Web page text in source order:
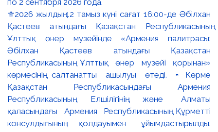
⚜️2026 жылдың 12 тамыз күні сағат 16:00-де Әбілхан
Қастеев атындағы Қазақстан Республикасының
Ұлттық өнер музейінде «Армения палитрасы:
Әбілхан Қастеев атындағы Қазақстан
Республикасының Ұлттық өнер музейі қорынан»
көрмесінің салтанатты ашылуы өтеді. ▫️Көрме
Қазақстан Республикасындағы Армения
Республикасының Елшілігінің және Алматы
қаласындағы Армения Республикасының Құрметті
консулдығының қолдауымен ұйымдастырылды.